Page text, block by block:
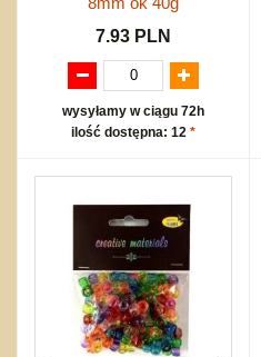
7.93 PLN
wysyłamy w ciągu 72h
ilość dostępna: 12 *